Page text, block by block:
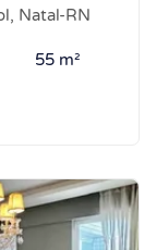
Natal-RN
55 m²